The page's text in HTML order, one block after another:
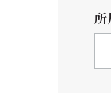
３Dパノ
所